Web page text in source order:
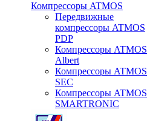
Компрессоры ATMOS
Передвижные
компрессоры ATMOS
PDP
Компрессоры ATMOS
Albert
Компрессоры ATMOS
SEC
Компрессоры ATMOS
SMARTRONIC